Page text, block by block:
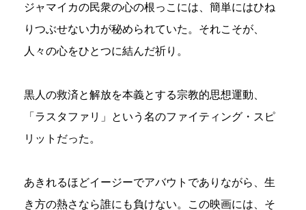
ジャマイカの民衆の心の根っこには、簡単にはひね
りつぶせない力が秘められていた。それこそが、
人々の心をひとつに結んだ祈り。
黒人の救済と解放を本義とする宗教的思想運動、
「ラスタファリ」という名のファイティング・スピ
リットだった。
あきれるほどイージーでアバウトでありながら、生
き方の熱さなら誰にも負けない。この映画には、そ